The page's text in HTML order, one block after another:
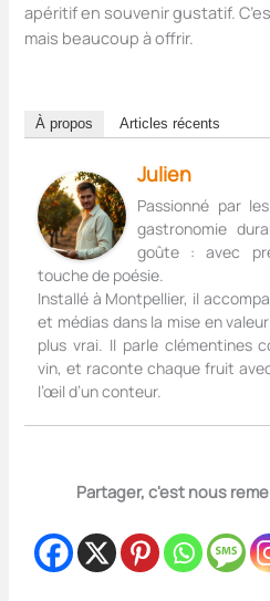
apéritif en souvenir gustatif.
mais beaucoup à offrir.
À propos Articles récents
Julien
Passionné par
gastronomie
goûte : avec
touche de poésie.
Installé à Montpellier, il
et médias dans la mise en
plus vrai. Il parle clémentines
vin, et raconte chaque fruit
l’œil d’un conteur.
Partager, c'est nous